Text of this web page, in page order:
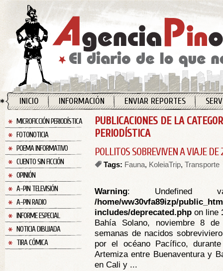
INICIO INFORMACIÓN ENVIAR REPORTES
MICROFICCIÓN PERIODÍSTICA
FOTONOTICIA
POEMA INFORMATIVO
CUENTO SIN FICCIÓN
OPINIÓN
A-PIN TELEVISIÓN
A-PIN RADIO
INFORME ESPECIAL
NOTICIA DIBUJADA
TIRA CÓMICA
PUBLICACIONES DE LA
PERIODÍSTICA
POLLITOS SOBREVIVEN A VIAJE DE
Tags: Fauna, KoleiaTrip, Transporte
Warning: Undefined
/home/ww30vfa89izp/
includes/deprecated.php on line
Bahía Solano, noviembre 8
semanas de nacidos
por el océano Pacífico,
Artemiza entre Buenaventura y
en Cali y ...